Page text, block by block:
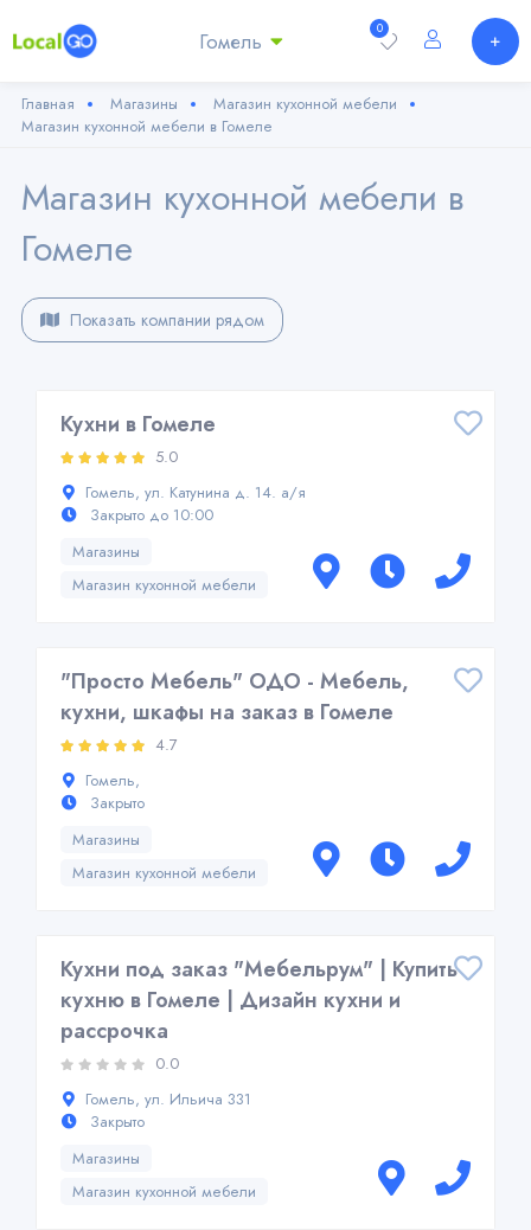
0
Гомель
Главная Магазины
Магазин кухонной мебели
Магазин кухонной мебели в Гомеле
Магазин кухонной мебели в
Гомеле
Показать компании рядом
Кухни в Гомеле
5.0
Гомель, ул. Катунина д. 14. а/я
Закрыто до 10:00
Магазины
Магазин кухонной мебели
"Просто Мебель" ОДО - Мебель,
кухни, шкафы на заказ в Гомеле
4.7
Гомель,
Закрыто
Магазины
Магазин кухонной мебели
Кухни под заказ "Мебельрум" | Купить
кухню в Гомеле | Дизайн кухни и
рассрочка
0.0
Гомель, ул. Ильича 331
Закрыто
Магазины
Магазин кухонной мебели